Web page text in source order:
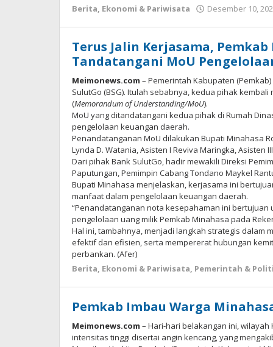
Berita, Ekonomi & Pariwisata Desember 10,
Terus Jalin Kerjasama,
Tandatangani MoU
Meimonews.com – Pemerintah Kabupaten
SulutGo (BSG). Itulah sebabnya, kedua pihak
(Memorandum of Understanding/MoU).
MoU yang ditandatangani kedua pihak di Rumah
pengelolaan keuangan daerah.
Penandatanganan MoU dilakukan Bupati Minahasa
Lynda D. Watania, Asisten I Reviva Maringka, Asisten
Dari pihak Bank SulutGo, hadir mewakili Direksi
Paputungan, Pemimpin Cabang Tondano Maykel
Bupati Minahasa menjelaskan, kerjasama ini
manfaat dalam pengelolaan keuangan daerah.
“Penandatanganan nota kesepahaman ini
pengelolaan uang milik Pemkab Minahasa pada
Hal ini, tambahnya, menjadi langkah strategis dalam
efektif dan efisien, serta mempererat hubungan
perbankan. (Afer)
Berita, Ekonomi & Pariwisata, Pemerintah &
Pemkab Imbau Warga
Meimonews.com – Hari-hari belakangan ini,
intensitas tinggi disertai angin kencang, yang